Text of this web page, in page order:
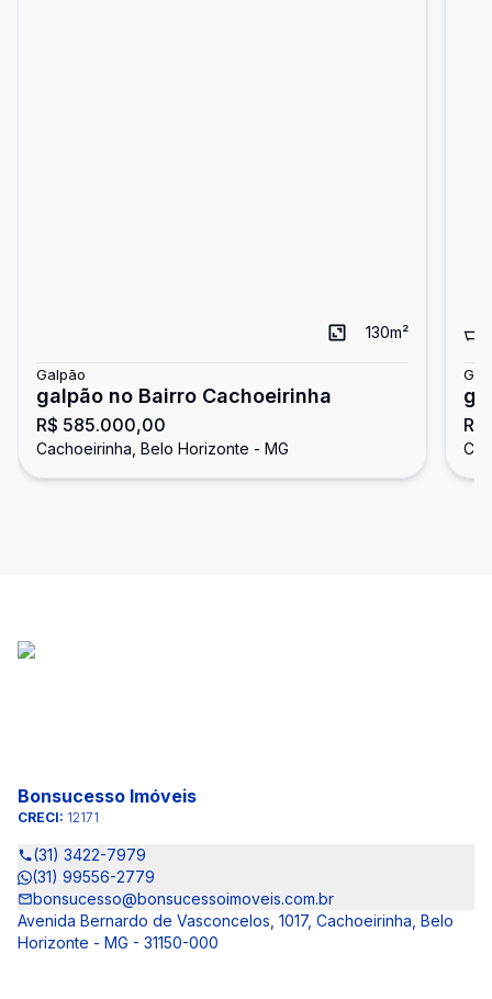
130m²
Galpão
galpão no Bairro Cachoeirinha
R$ 585.000,00
Cachoeirinha, Belo Horizonte - MG
Bonsucesso Imóveis
CRECI: 12171
(31) 3422-7979
(31) 99556-2779
bonsucesso@bonsucessoimoveis.com.br
Avenida Bernardo de Vasconcelos, 1017, Cachoeirinha, Belo
Horizonte - MG - 31150-000